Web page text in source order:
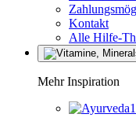
Kontakt
Alle Hilfe-
Mehr Inspiration